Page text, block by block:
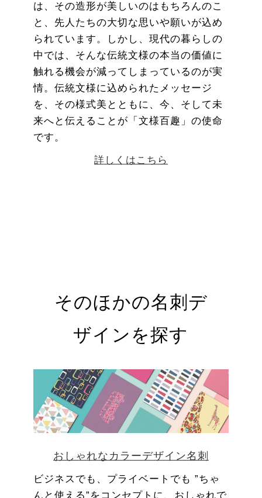
は、その造形が美しいのはもちろんのこ
と、先人たちの大切な思いや願いが込め
られています。しかし、現代の暮らしの
中では、そんな伝統文様の本当の価値に
触れる機会が減ってしまっているのが実
情。伝統文様に込められたメッセージ
を、その様式美とともに、今、そして未
来へと伝えることが「文様百趣」の使命
です。
詳しくはこちら
そのほかの名刺デ
ザインを探す
おしゃれなカラーデザイン名刺
ビジネスでも、プライベートでも ”ちゃ
んと使える”をコンセプトに、おしゃれで